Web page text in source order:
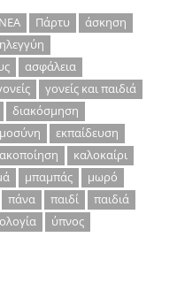
ΝΕΑ Πάρτυ
άσκηση
ασφάλεια
γονείς και παιδιά
διακόσμηση
εκπαίδευση
καλοκαίρι
μπαμπάς
μωρό
πάνα παιδί
παιδιά
ύπνος